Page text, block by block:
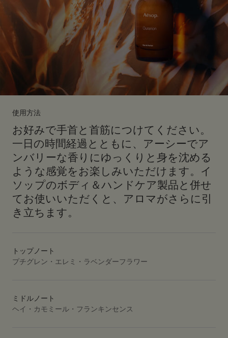
使用方法
お好みで手首と首筋につけてください。
一日の時間経過とともに、アーシーでア
ンバリーな香りにゆっくりと身を沈める
ような感覚をお楽しみいただけます。イ
ソップのボディ＆ハンドケア製品と併せ
てお使いいただくと、アロマがさらに引
き立ちます。
トップノート
プチグレン・エレミ・ラベンダーフラワー
ミドルノート
ヘイ・カモミール・フランキンセンス